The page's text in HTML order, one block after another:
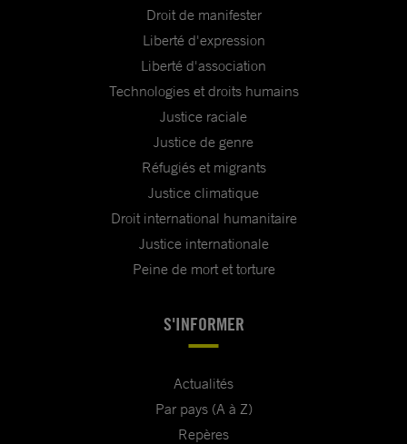
Droit de manifester
Liberté d'expression
Liberté d'association
Technologies et droits humains
Justice raciale
Justice de genre
Réfugiés et migrants
Justice climatique
Droit international humanitaire
Justice internationale
Peine de mort et torture
S'INFORMER
Actualités
Par pays (A à Z)
Repères